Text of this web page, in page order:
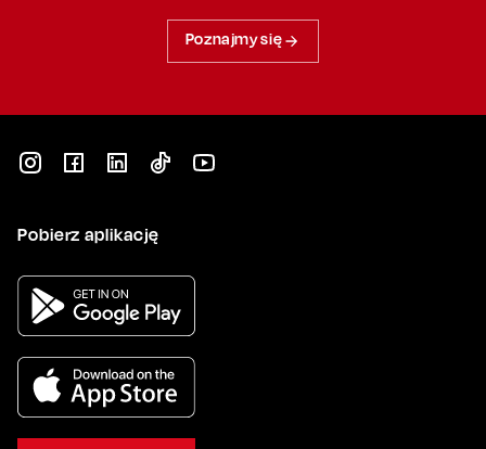
Poznajmy się
Pobierz aplikację